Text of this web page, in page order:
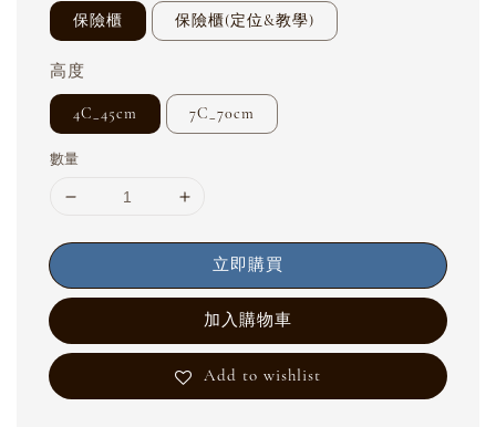
保險櫃 保險櫃(定位&教學)
高度
4C_45cm 7C_70cm
數量
立即購買
加入購物車
Add to wishlist